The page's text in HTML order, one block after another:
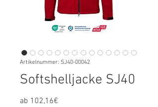
Artikelnummer: SJ40-00042
Softshelljacke SJ40
ab 102,16€